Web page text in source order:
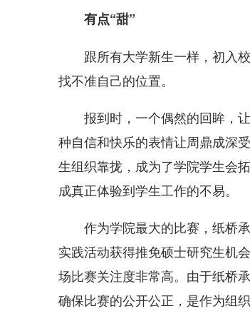
有点“甜”
跟所有大学新生一样，初入
找不准自己的位置。
报到时，一个偶然的回眸，
种自信和快乐的表情让周鼎成深
生组织靠拢，成为了学院学生会
成真正体验到学生工作的不易。
作为学院最大的比赛，纸桥
实践活动获得推免硕士研究生机
场比赛关注度非常高。由于纸桥
确保比赛的公开公正，是作为组